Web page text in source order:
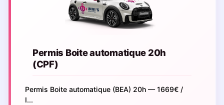
Permis Boite automatique 20h
(CPF)
Permis Boite automatique (BEA) 20h — 1669€ /
I...